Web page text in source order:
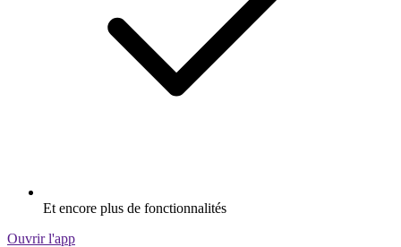
Et encore plus de fonctionnalités
Ouvrir l'app